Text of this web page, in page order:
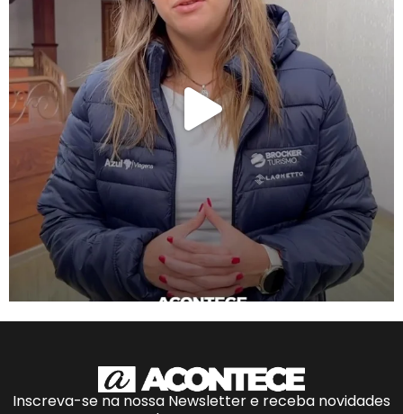
Inscreva-se na nossa Newsletter e receba novidades